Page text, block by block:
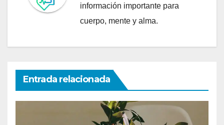
información importante para
cuerpo, mente y alma.
Entrada relacionada